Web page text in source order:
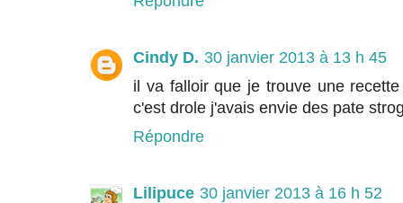
Cindy D. 30 janvier 2013 à 13 h 45
il va falloir que je trouve une
c'est drole j'avais envie des pate
Répondre
Lilipuce 30 janvier 2013 à 16 h 52